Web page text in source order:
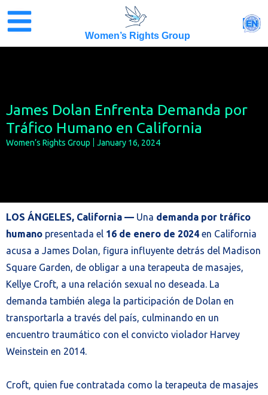
content
Women’s Rights Group
EN
James Dolan Enfrenta Demanda por
Tráfico Humano en California
Women’s Rights Group January 16, 2024
LOS ÁNGELES, California — Una demanda por tráfico
humano presentada el 16 de enero de 2024 en California
acusa a James Dolan, figura influyente detrás del Madison
Square Garden, de obligar a una terapeuta de masajes,
Kellye Croft, a una relación sexual no deseada. La
demanda también alega la participación de Dolan en
transportarla a través del país, culminando en un
encuentro traumático con el convicto violador Harvey
Weinstein en 2014.
Croft, quien fue contratada como la terapeuta de masajes